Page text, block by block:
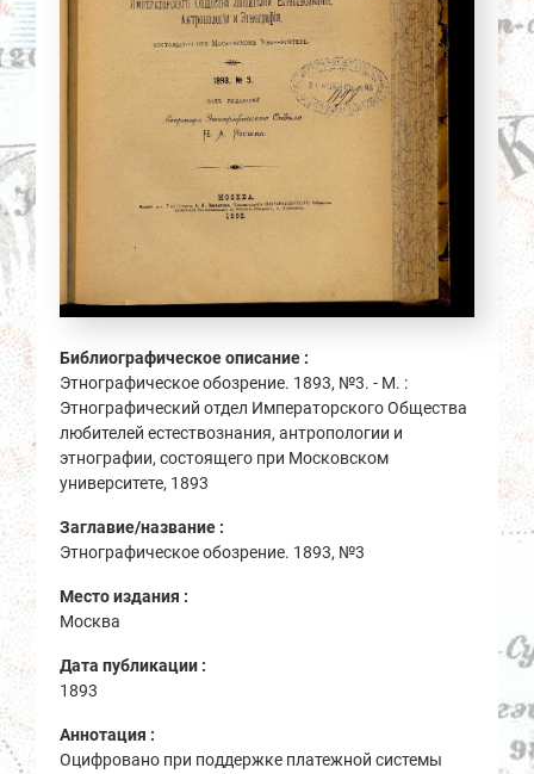
Библиографическое описание :
Этнографическое обозрение. 1893, №3. - М. :
Этнографический отдел Императорского Общества
любителей естествознания, антропологии и
этнографии, состоящего при Московском
университете, 1893
Заглавие/название :
Этнографическое обозрение. 1893, №3
Место издания :
Москва
Дата публикации :
1893
Аннотация :
Оцифровано при поддержке платежной системы